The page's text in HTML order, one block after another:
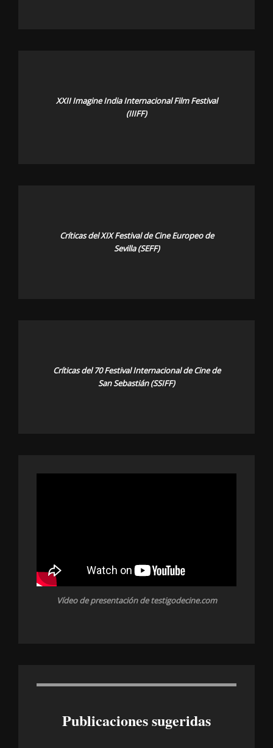
XXII Imagine India Internacional Film Festival
(IIIFF)
Críticas del XIX Festival de Cine Europeo de
Sevilla (SEFF)
Críticas del 70 Festival Internacional de Cine de
San Sebastián (SSIFF)
Vídeo de presentación de testigodecine.com
Publicaciones sugeridas